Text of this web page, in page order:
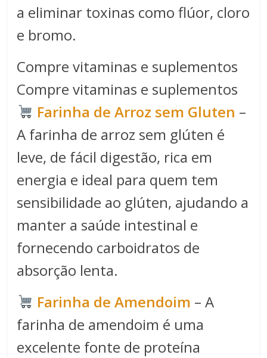
a eliminar toxinas como flúor, cloro
e bromo.
Compre vitaminas e suplementos
Compre vitaminas e suplementos
Farinha de Arroz sem Gluten –
A farinha de arroz sem glúten é
leve, de fácil digestão, rica em
energia e ideal para quem tem
sensibilidade ao glúten, ajudando a
manter a saúde intestinal e
fornecendo carboidratos de
absorção lenta.
Farinha de Amendoim – A
farinha de amendoim é uma
excelente fonte de proteína